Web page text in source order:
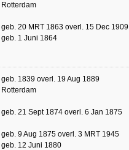
Rotterdam
geb. 20 MRT 1863 overl. 15 Dec 1909
geb. 1 Juni 1864
geb. 1839 overl. 19 Aug 1889
Rotterdam
geb. 21 Sept 1874 overl. 6 Jan 1875
geb. 9 Aug 1875 overl. 3 MRT 1945
geb. 12 Juni 1880